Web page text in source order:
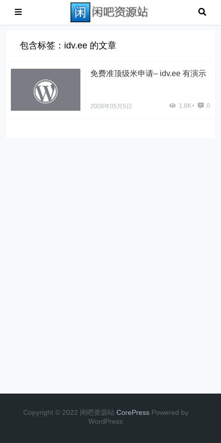
包含标签：idv.ee 的文章
免费准顶级米申请– idv.ee 有演示
2008年05月5日 1.8K+ 0
Copyright © 2022 闲吧资源站 CorePress Powered by
WordPress